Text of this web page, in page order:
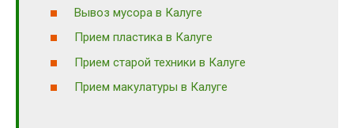
Вывоз мусора в Калуге
Прием пластика в Калуге
Прием старой техники в Калуге
Прием макулатуры в Калуге